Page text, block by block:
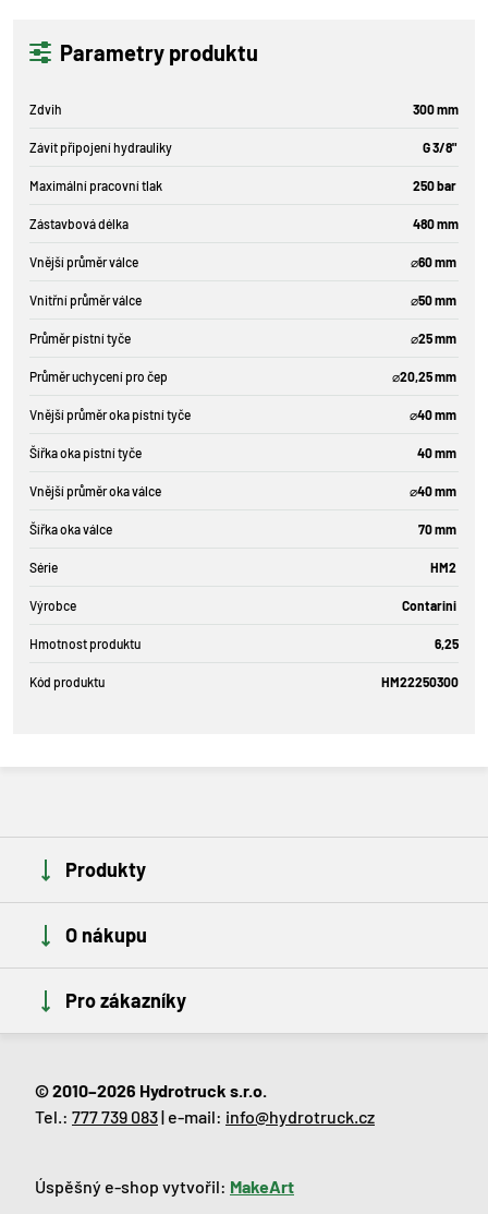
Parametry produktu
Zdvih 300 mm
Závit připojení hydrauliky G 3/8"
Maximální pracovní tlak 250 bar
Zástavbová délka 480 mm
Vnější průměr válce ⌀60 mm
Vnitřní průměr válce ⌀50 mm
Průměr pístní tyče ⌀25 mm
Průměr uchycení pro čep ⌀20,25 mm
Vnější průměr oka pístní tyče ⌀40 mm
Šířka oka pístní tyče 40 mm
Vnější průměr oka válce ⌀40 mm
Šířka oka válce 70 mm
Série HM2
Výrobce Contarini
Hmotnost produktu 6,25
Kód produktu HM22250300
Produkty
O nákupu
Pro zákazníky
© 2010–2026 Hydrotruck s.r.o.
Tel.: 777 739 083| e-mail: info@hydrotruck.cz
Úspěšný e-shop vytvořil: MakeArt